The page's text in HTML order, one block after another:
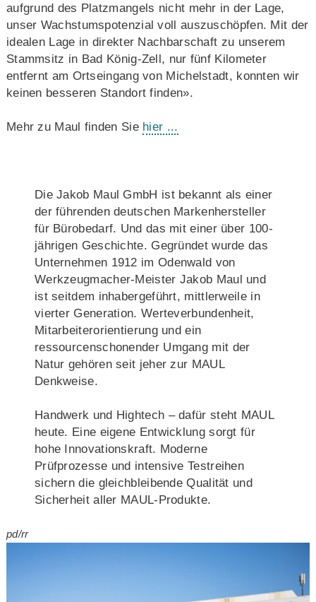
aufgrund des Platzmangels nicht mehr in der Lage,
unser Wachstumspotenzial voll auszuschöpfen. Mit der
idealen Lage in direkter Nachbarschaft zu unserem
Stammsitz in Bad König-Zell, nur fünf Kilometer
entfernt am Ortseingang von Michelstadt, konnten wir
keinen besseren Standort finden».
Mehr zu Maul finden Sie hier ...
Die Jakob Maul GmbH ist bekannt als einer
der führenden deutschen Markenhersteller
für Bürobedarf. Und das mit einer über 100-
jährigen Geschichte. Gegründet wurde das
Unternehmen 1912 im Odenwald von
Werkzeugmacher-Meister Jakob Maul und
ist seitdem inhabergeführt, mittlerweile in
vierter Generation. Werteverbundenheit,
Mitarbeiterorientierung und ein
ressourcenschonender Umgang mit der
Natur gehören seit jeher zur MAUL
Denkweise.
Handwerk und Hightech – dafür steht MAUL
heute. Eine eigene Entwicklung sorgt für
hohe Innovationskraft. Moderne
Prüfprozesse und intensive Testreihen
sichern die gleichbleibende Qualität und
Sicherheit aller MAUL-Produkte.
pd/rr